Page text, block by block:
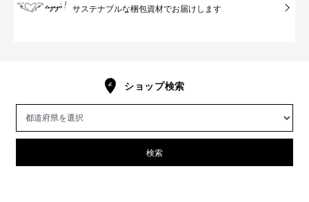
サステナブルな梱包資材でお届けします
ショップ検索
検索